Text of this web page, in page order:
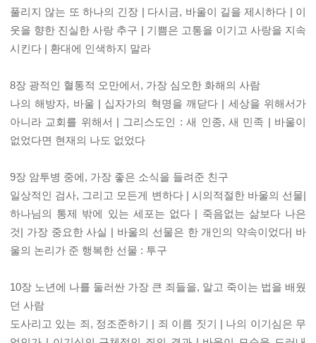
풀리지 않는 또 하나의 긴장 | 다시금, 바울이 길을 제시하다 | 이
웃을 향한 진실한 사랑 추구 | 기쁨은 고통을 이기고 사랑을 지속
시킨다 | 환대에 인색하지 말라
8장 광적인 혈통적 오만에서, 가장 심오한 화해의 사람
나의 해방자, 바울 | 십자가의 혁명을 깨닫다 | 세상을 위해서가
아니라 교회를 위해서 | 그리스도인 : 새 인종, 새 민족 | 바울이
없었다면 현재의 나도 없었다
9장 암투병 중에, 가장 좋은 소식을 들려준 친구
일상적인 검사, 그리고 모든게 변하다 | 시의적절한 바울의 선물|
하나님의 통제 밖에 있는 세포는 없다 | 죽음없는 삶보다 나은
것| 가장 중요한 사실 | 바울의 선물은 한 개인의 약속이었다| 바
울의 논리가 준 행복한 선물 : 투구
10장 노년에 나를 둘러싼 가장 큰 죄들을, 알고 죽이는 법을 배웠
던 사람
도사리고 있는 죄, 정조준하기 | 죄 이름 짓기 | 나의 이기심은 무